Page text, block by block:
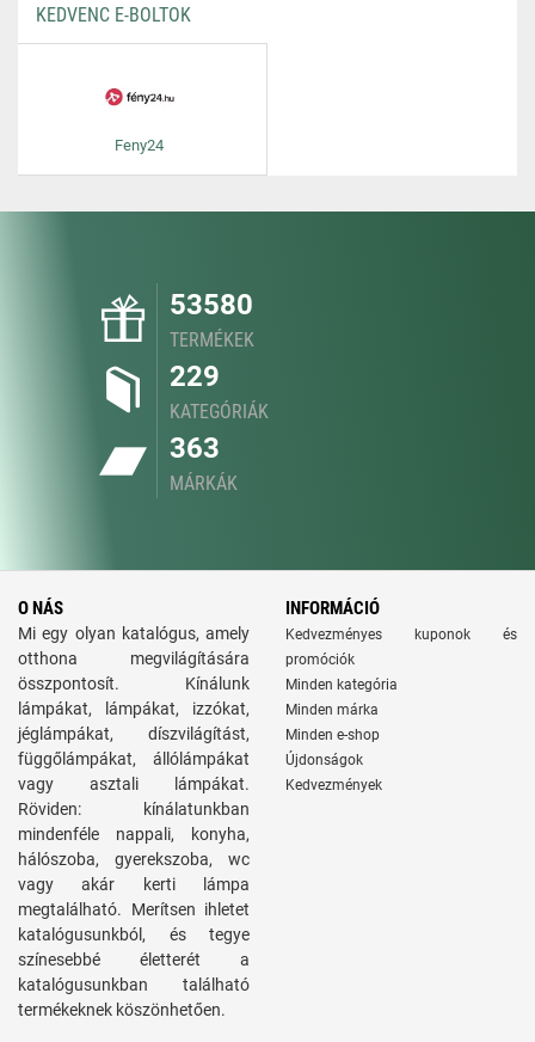
KEDVENC E-BOLTOK
Feny24
53580
TERMÉKEK
229
KATEGÓRIÁK
363
MÁRKÁK
O NÁS
Mi egy olyan katalógus, amely
otthona megvilágítására
összpontosít. Kínálunk
lámpákat, lámpákat, izzókat,
jéglámpákat, díszvilágítást,
függőlámpákat, állólámpákat
vagy asztali lámpákat.
Röviden: kínálatunkban
mindenféle nappali, konyha,
hálószoba, gyerekszoba, wc
vagy akár kerti lámpa
megtalálható. Merítsen ihletet
katalógusunkból, és tegye
színesebbé életterét a
katalógusunkban található
termékeknek köszönhetően.
INFORMÁCIÓ
Kedvezményes kuponok és
promóciók
Minden kategória
Minden márka
Minden e-shop
Újdonságok
Kedvezmények